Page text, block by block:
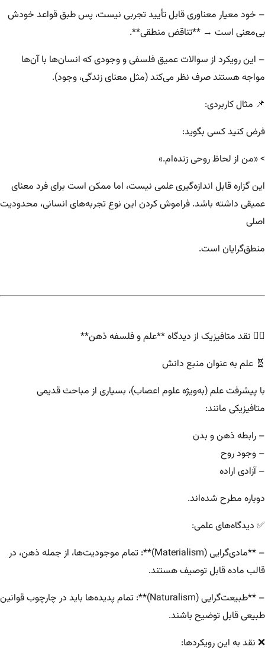
– خود معیار معناوری قابل تأیید تجربی نیست، پس طبق قواعد خودش
بی‌معنی است → **تناقض منطقی**.
– این رویکرد از سوالات عمیق فلسفی و وجودی که انسان‌ها با آن‌ها
مواجه هستند صرف نظر می‌کند (مثل معنای زندگی، وجود).
📌 مثال کاربردی:
فرض کنید کسی بگوید:
> «من از لحاظ روحی زنده‌ام.»
این گزاره قابل اندازه‌گیری علمی نیست، اما ممکن است برای فرد معنای
عمیقی داشته باشد. فراموش کردن این نوع تجربه‌های انسانی، محدودیت
اصلی
منطق‌گرایان است.
۲️⃣ نقد متافیزیک از دیدگاه **علم و فلسفه ذهن**
🧬 علم به عنوان منبع دانش
با پیشرفت علم (به‌ویژه علوم اعصاب)، بسیاری از مباحث قدیمی
متافیزیکی مانند:
– رابطه ذهن و بدن
– وجود روح
– آزادی اراده
دوباره مطرح شده‌اند.
✅ دیدگاه‌های علمی:
– **مادی‌گرایی (Materialism)**: تمام موجودیت‌ها، از جمله ذهن، در
قالب ماده قابل توصیف هستند.
– **طبیعت‌گرایی (Naturalism)**: تمام پدیده‌ها باید در چارچوب قوانین
طبیعی قابل توضیح باشند.
❌ نقد به این رویکردها: